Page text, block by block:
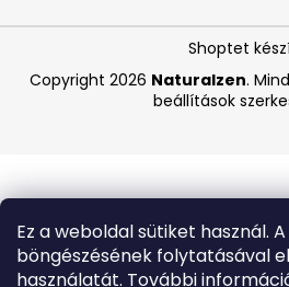
Ez a weboldal sütiket használ.
böngészésének folytatásával
használatát. További
A
á
u
k
LA
Shoptet
Copyright 2026 Naturalzen.
beállítások